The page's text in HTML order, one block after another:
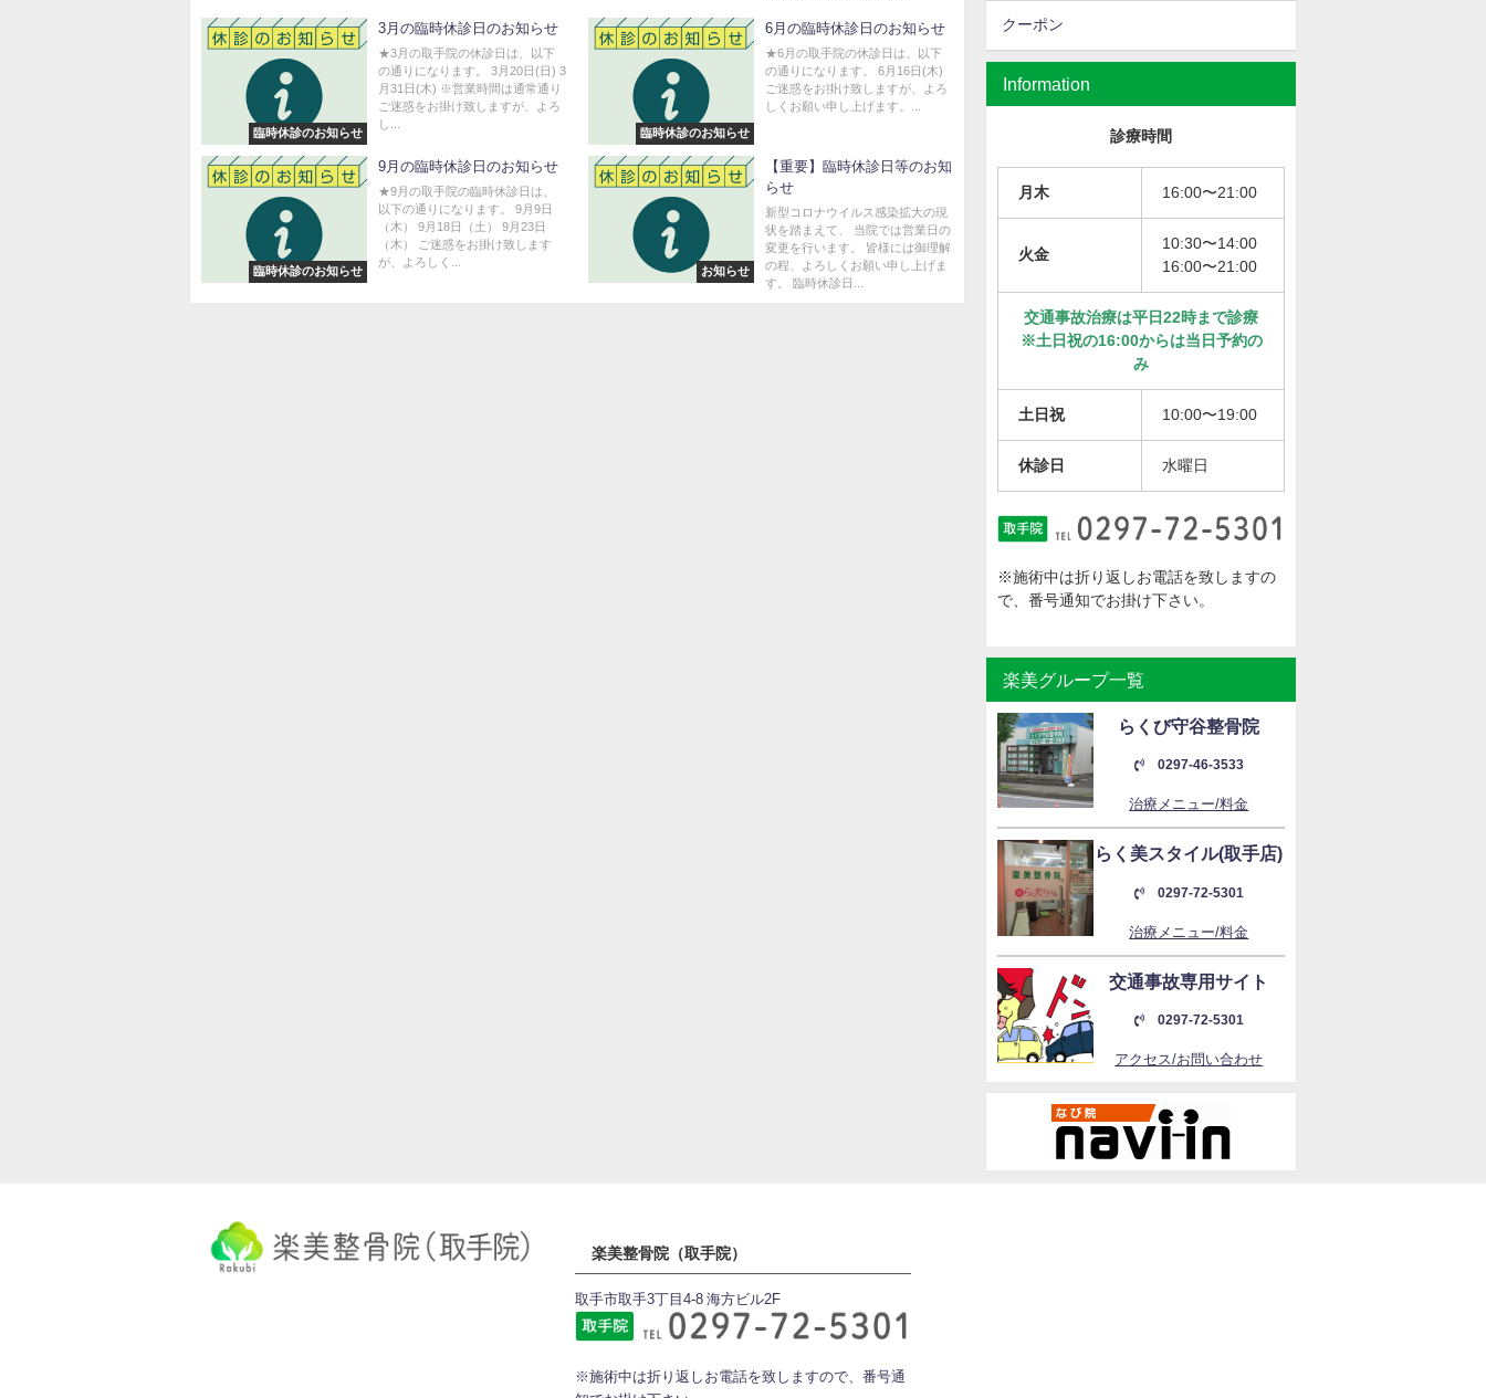
臨時休診のお知らせ
3月の臨時休診日のお知らせ
★3月の取手院の休診日は、以下
の通りになります。 3月20日(日) 3
月31日(木) ※営業時間は通常通り
ご迷惑をお掛け致しますが、よろ
し...
臨時休診のお知らせ
6月の臨時休診日のお知らせ
★6月の取手院の休診日は、以下
の通りになります。 6月16日(木)
ご迷惑をお掛け致しますが、よろ
しくお願い申し上げます。...
臨時休診のお知らせ
9月の臨時休診日のお知らせ
★9月の取手院の臨時休診日は、
以下の通りになります。 9月9日
（木） 9月18日（土） 9月23日
（木） ご迷惑をお掛け致します
が、よろしく...
お知らせ
【重要】臨時休診日等のお知
らせ
新型コロナウイルス感染拡大の現
状を踏まえて、 当院では営業日の
変更を行います。 皆様には御理解
の程、よろしくお願い申し上げま
す。 臨時休診日...
クーポン
Information
診療時間
月木 16:00〜21:00
火金
10:30〜14:00
16:00〜21:00
交通事故治療は平日22時まで診療
※土日祝の16:00からは当日予約の
み
土日祝 10:00〜19:00
休診日 水曜日
※施術中は折り返しお電話を致しますの
で、番号通知でお掛け下さい。
楽美グループ一覧
らくび守谷整骨院
0297-46-3533
治療メニュー/料金
らく美スタイル(取手店)
0297-72-5301
治療メニュー/料金
交通事故専用サイト
0297-72-5301
アクセス/お問い合わせ
楽美整骨院（取手院）
取手市取手3丁目4-8 海方ビル2F
※施術中は折り返しお電話を致しますので、番号通